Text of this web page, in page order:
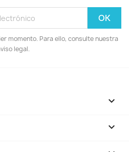
momento. Para ello, consulte nuestra
legal.

